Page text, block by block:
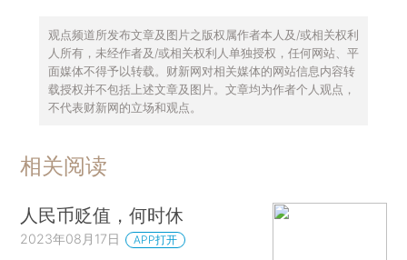
观点频道所发布文章及图片之版权属作者本人及/或相关权利
人所有，未经作者及/或相关权利人单独授权，任何网站、平
面媒体不得予以转载。财新网对相关媒体的网站信息内容转
载授权并不包括上述文章及图片。文章均为作者个人观点，
不代表财新网的立场和观点。
相关阅读
人民币贬值，何时休
2023年08月17日 APP打开